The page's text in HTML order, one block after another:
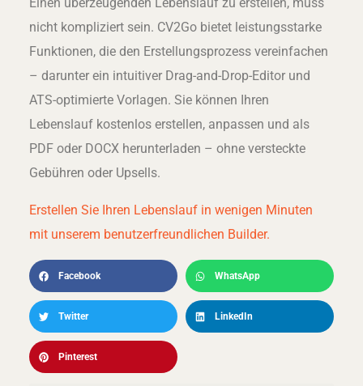
nicht kompliziert sein. CV2Go bietet leistungsstarke
Funktionen, die den Erstellungsprozess vereinfachen
– darunter ein intuitiver Drag-and-Drop-Editor und
ATS-optimierte Vorlagen. Sie können Ihren
Lebenslauf kostenlos erstellen, anpassen und als
PDF oder DOCX herunterladen – ohne versteckte
Gebühren oder Upsells.
Erstellen Sie Ihren Lebenslauf in wenigen Minuten
mit unserem benutzerfreundlichen Builder.
Facebook WhatsApp
Twitter LinkedIn
Pinterest